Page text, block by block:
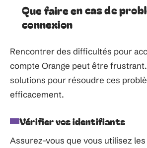
Que faire en cas de
connexion
Rencontrer des difficultés pour
compte Orange peut être
solutions pour résoudre ces
efficacement.
Vérifier vos identifiants
Assurez-vous que vous utilisez les